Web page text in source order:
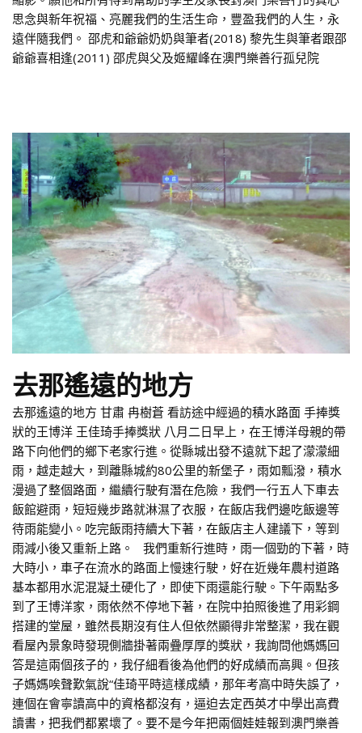
思念與新年祝福、亮麗我們的生活生命，豐盈我們的人生，永
遠伴隨我們。 邵虎和爺爺奶奶與筆者(2018) 黎先生與筆者跟邵
爺爺喜相逢(2011) 邵虎與父及姬耀峰在澳門樂善行孤兒院
去那遙遠的地方
去那遙遠的地方 甘肅 冉樹蒼 看訪途中經過的積水路面 手捧獎
狀的王博洋 王佳琦手捧獎狀 八月二日早上，在王博洋母親的帶
路下向他們的鄉下老家行進。從縣城出發不遠就下起了濛濛細
雨，越走越大，到離縣城約80公里的新堡子，雨如瓢潑，積水
漫過了整個路面，繼續行駛有潛在危險，我們一行五人下車去
飯館避雨，短短幾步路就淋濕了衣服，在飯店我們邊吃飯邊等
待雨能變小。吃完飯雨持續大下著，在飯店主人建議下，等到
雨減小後又重新上路。 我們重新行進時，雨一個勁的下著，時
大時小，車子在流水的路面上慢速行駛，好在近幾年農村道路
基本都用水泥混凝土硬化了，即使下雨還能行駛。下午兩點多
到了王博洋家，雨依然不停地下著，在院中拍照後進了用彩鋼
搭建的堂屋，雖然長期沒有住人但依然顯得非常整潔，我在觀
看屋內景象時發現側牆掛著兩疊厚厚的獎狀，我詢問他媽媽回
答是這兩個孩子的，我仔細看後為他們的好成績而高興。但孩
子媽媽唉聲歎氣說“佳琦平時這樣成績，那年考高中時失誤了，
連個在會寧讀高中的資格都沒有，逼迫去定西英才中學出高費
讀書，把我們都累壞了。要不是今年把兩個娃娃報到澳門樂善